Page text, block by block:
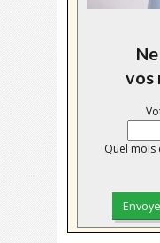
vos
Quel mois